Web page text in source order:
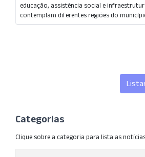
educação, assistência social e
contemplam diferentes regiões do
Categorias
Clique sobre a categoria para lista as